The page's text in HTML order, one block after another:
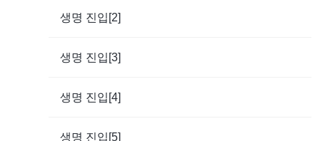
생명 진입[2]
생명 진입[3]
생명 진입[4]
생명 진입[5]